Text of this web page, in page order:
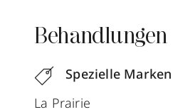
Behandlungen
Spezielle Marken
La Prairie